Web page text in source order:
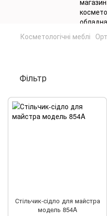
Косметологічні меблі
Фільтр
Стільчик-сідло для майстра
модель 854A